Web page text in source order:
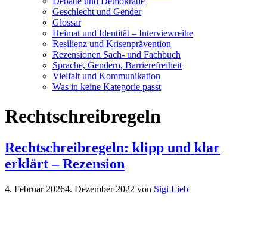
Geschlecht und Gender
Glossar
Heimat und Identität – Interviewreihe
Resilienz und Krisenprävention
Rezensionen Sach- und Fachbuch
Sprache, Gendern, Barrierefreiheit
Vielfalt und Kommunikation
Was in keine Kategorie passt
Rechtschreibregeln
Rechtschreibregeln: klipp und klar
erklärt – Rezension
4. Februar 20264. Dezember 2022 von Sigi Lieb